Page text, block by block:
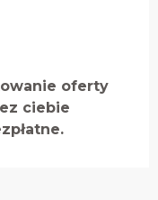
oferty
ciebie